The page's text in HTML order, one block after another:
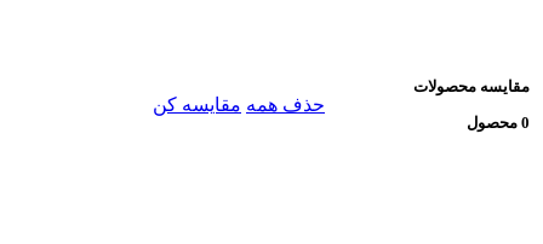
مقایسه محصولات
0 محصول
حذف همه مقایسه کن